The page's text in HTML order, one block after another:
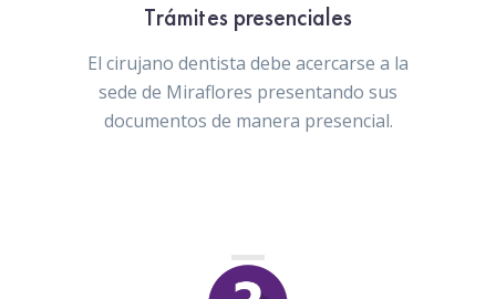
Trámites presenciales
El cirujano dentista debe acercarse a la
sede de Miraflores presentando sus
documentos de manera presencial.